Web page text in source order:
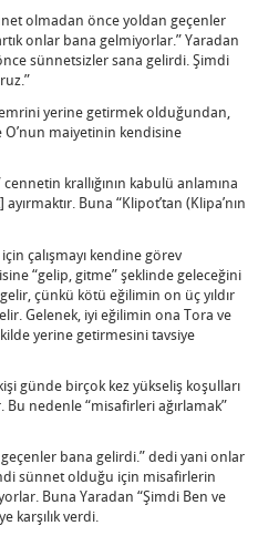
Üzerinde Olacak
olmadan önce yoldan geçenler
onlar bana gelmiyorlar.” Yaradan
sünnetsizler sana gelirdi. Şimdi
yerine getirmek olduğundan,
O’nun maiyetinin kendisine
krallığının kabulü anlamına
Buna “Klipot’tan (Klipa’nın
çalışmayı kendine görev
“gelip, gitme” şeklinde geleceğini
çünkü kötü eğilimin on üç yıldır
Gelenek, iyi eğilimin ona Tora ve
yerine getirmesini tavsiye
günde birçok kez yükseliş koşulları
nedenle “misafirleri ağırlamak”
bana gelirdi.” dedi yani onlar
sünnet olduğu için misafirlerin
Buna Yaradan “Şimdi Ben ve
karşılık verdi.